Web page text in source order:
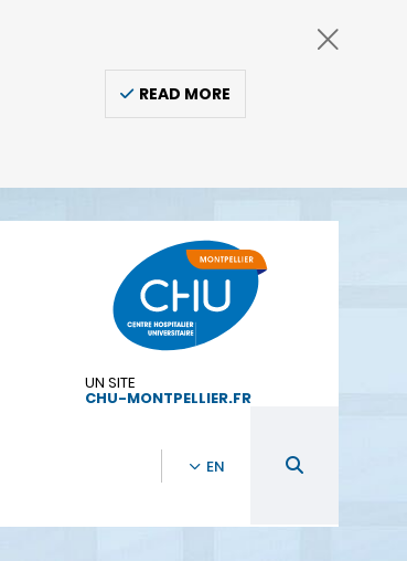
READ MORE
UN SITE
CHU-MONTPELLIER.FR
EN